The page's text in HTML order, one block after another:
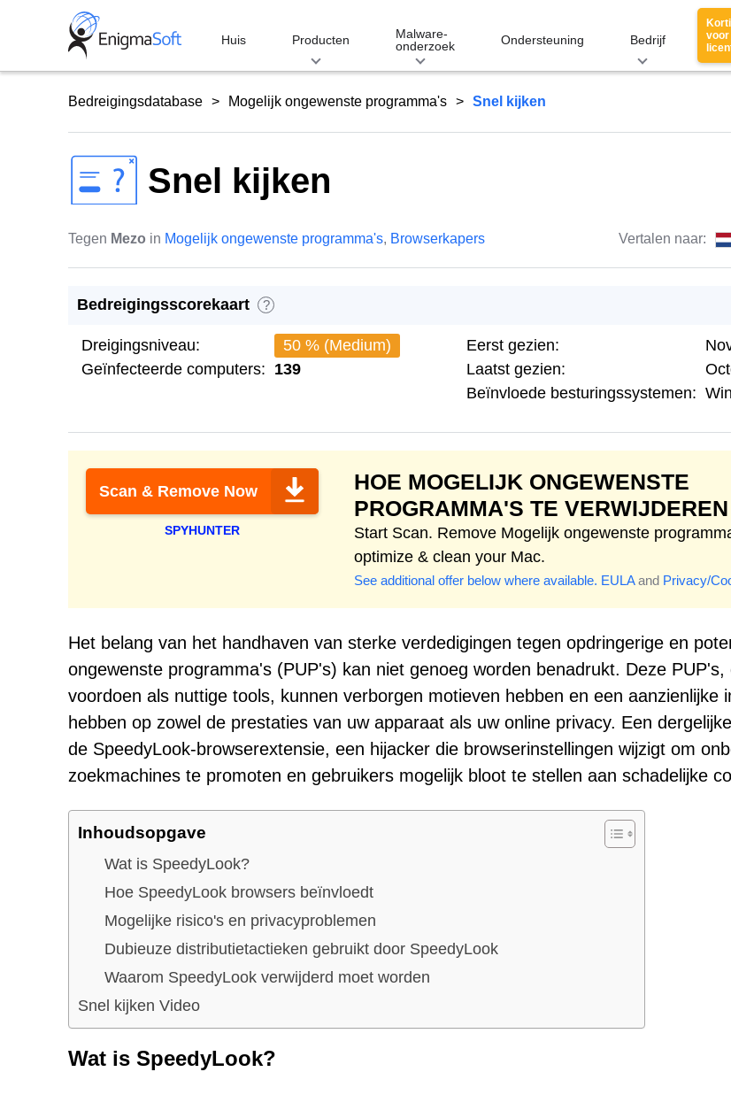
Huis Producten
Malware-
onderzoek
Ondersteuning Bedrijf
voor
Bedreigingsdatabase Mogelijk ongewenste programma's Snel kijken
Snel kijken
Tegen Mezo in Mogelijk ongewenste programma's, Browserkapers Vertalen naar:
Bedreigingsscorekaart ?
Dreigingsniveau:
50 % (Medium)
Geïnfecteerde computers: 139
Eerst gezien:
Laatst gezien:
Beïnvloede besturingssystemen:
Scan & Remove Now
SPYHUNTER
HOE MOGELIJK ONGEWENSTE
PROGRAMMA'S TE VERWIJDEREN
Start Scan. Remove Mogelijk ongewenste
optimize & clean your Mac.
See additional offer below where available. EULAand Privacy/
Het belang van het handhaven van sterke verdedigingen tegen opdringerige en
ongewenste programma's (PUP's) kan niet genoeg worden benadrukt. Deze PUP's,
voordoen als nuttige tools, kunnen verborgen motieven hebben en een aanzienlijke
hebben op zowel de prestaties van uw apparaat als uw online privacy. Een
de SpeedyLook-browserextensie, een hijacker die browserinstellingen wijzigt om
zoekmachines te promoten en gebruikers mogelijk bloot te stellen aan schadelijke
Inhoudsopgave
Wat is SpeedyLook?
Hoe SpeedyLook browsers beïnvloedt
Mogelijke risico's en privacyproblemen
Dubieuze distributietactieken gebruikt door SpeedyLook
Waarom SpeedyLook verwijderd moet worden
Snel kijken Video
Wat is SpeedyLook?